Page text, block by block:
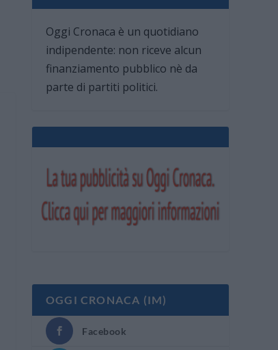
Oggi Cronaca è un quotidiano
indipendente: non riceve alcun
finanziamento pubblico nè da
parte di partiti politici.
OGGI CRONACA (IM)
Facebook